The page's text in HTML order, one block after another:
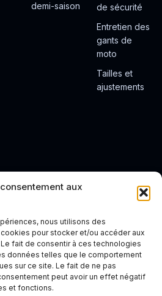
aux
nous utilisons des
pour stocker et/ou accéder aux
fait de consentir à ces technologies
données telles que le comportement
sur ce site. Le fait de ne pas
peut avoir un effet négatif
et fonctions.
demi-saison
de sécurité
Entretien des
gants de
moto
Tailles et
ajustements